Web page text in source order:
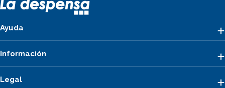
Ayuda
Información
Legal